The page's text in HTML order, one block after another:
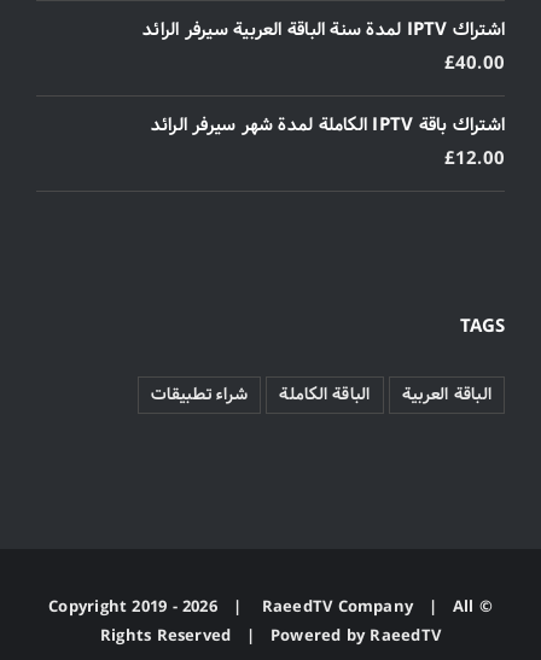
اشتراك IPTV لمدة سنة الباقة العربية سيرفر الرائد
£40.00
اشتراك باقة IPTV الكاملة لمدة شهر سيرفر الرائد
£12.00
TAGS
الباقة العربية الباقة الكاملة شراء تطبيقات
© Copyright 2019 -
2026 | RaeedTV Company| All
Rights Reserved | Powered by RaeedTV